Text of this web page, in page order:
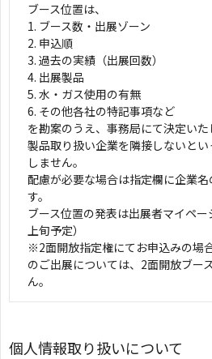
ブース位置は、
1. ブース数・出展ゾーン
2. 申込順
3. 過去の実績（出展回数）
4. 出展製品
5. 水・ガス使用の有無
6. その他各社の特記事項など
を勘案のうえ、事務局にて決定い
製品取り扱い企業を隣接しないと
しません。
配慮が必要な場合は指定欄に企業
す。
ブース位置の発表は出展者マイペ
上旬予定）
※2面開放指定権にてお申込みの場
のご出展については、2面開放ブー
ん。
個人情報取り扱いについて